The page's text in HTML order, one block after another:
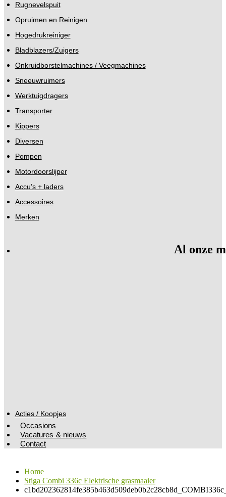
Rugnevelspuit
Opruimen en Reinigen
Hogedrukreiniger
Bladblazers/Zuigers
Onkruidborstelmachines / Veegmachines
Sneeuwruimers
Werktuigdragers
Transporter
Kippers
Diversen
Pompen
Motordoorslijper
Accu’s + laders
Accessoires
Merken
Al onze
Acties / Koopjes
Occasions
Vacatures & nieuws
Contact
Home
Stiga Combi 336c Elektrische grasmaaier